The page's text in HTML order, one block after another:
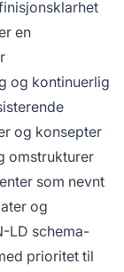
en
og kontinuerlig
og konsepter
omstrukturer
som nevnt
og
LD schema-
prioritet til